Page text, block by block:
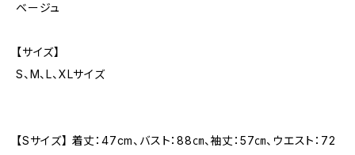
ベージュ
【サイズ】
S、M、L、XLサイズ
【Sサイズ】 着丈：47cm、バスト：88㎝、袖丈：57㎝、ウエスト：72